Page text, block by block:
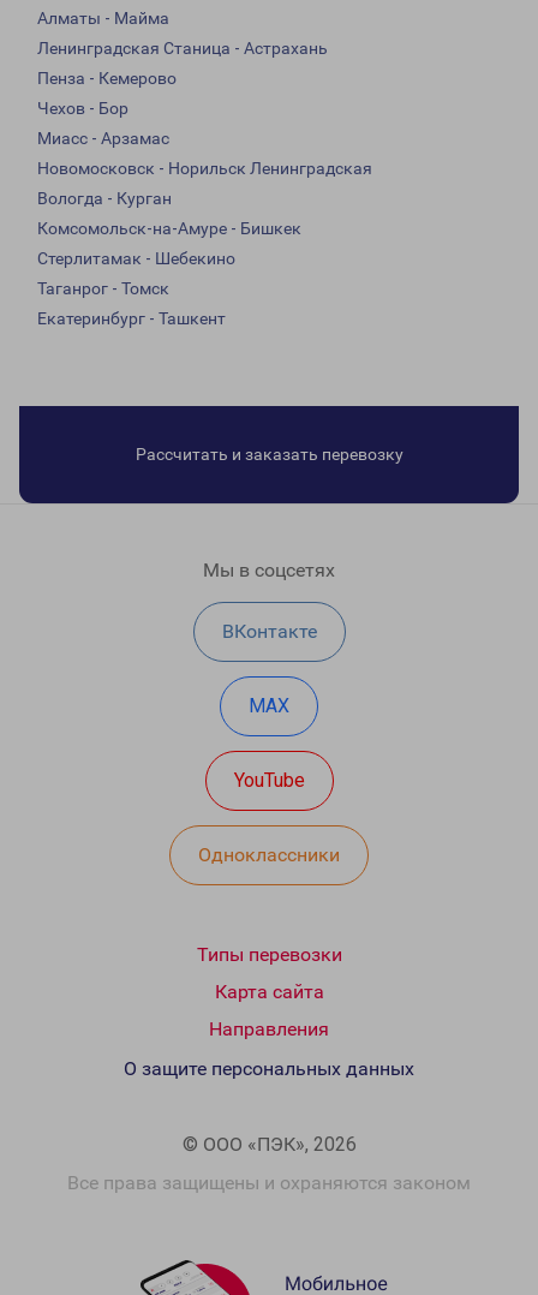
Алматы - Майма
Ленинградская Станица - Астрахань
Пенза - Кемерово
Чехов - Бор
Миасс - Арзамас
Новомосковск - Норильск Ленинградская
Вологда - Курган
Комсомольск-на-Амуре - Бишкек
Стерлитамак - Шебекино
Таганрог - Томск
Екатеринбург - Ташкент
Рассчитать и заказать перевозку
Мы в соцсетях
ВКонтакте
MAX
YouTube
Одноклассники
Типы перевозки
Карта сайта
Направления
© ООО «ПЭК», 2026
Все права защищены и охраняются законом
О защите персональных данных